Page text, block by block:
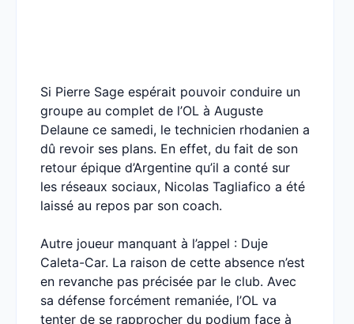
Si Pierre Sage espérait pouvoir conduire un
groupe au complet de l’OL à Auguste
Delaune ce samedi, le technicien rhodanien a
dû revoir ses plans. En effet, du fait de son
retour épique d’Argentine qu’il a conté sur
les réseaux sociaux, Nicolas Tagliafico a été
laissé au repos par son coach.
Autre joueur manquant à l’appel : Duje
Caleta-Car. La raison de cette absence n’est
en revanche pas précisée par le club. Avec
sa défense forcément remaniée, l’OL va
tenter de se rapprocher du podium face à